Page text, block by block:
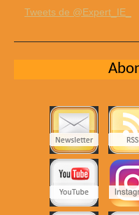
Tweets de @Expert_IE_